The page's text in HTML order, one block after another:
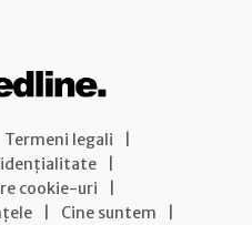
Termeni legali
cookie-uri
Cine suntem